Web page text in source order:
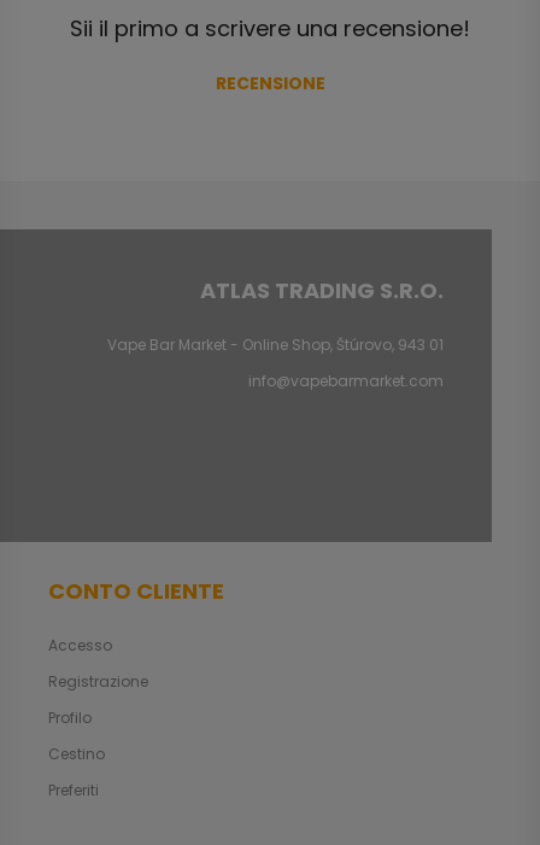
Sii il primo a scrivere una recensione!
RECENSIONE
ATLAS TRADING S.R.O.
Vape Bar Market - Online Shop, Štúrovo, 943 01
info@vapebarmarket.com
CONTO CLIENTE
Accesso
Registrazione
Profilo
Cestino
Preferiti